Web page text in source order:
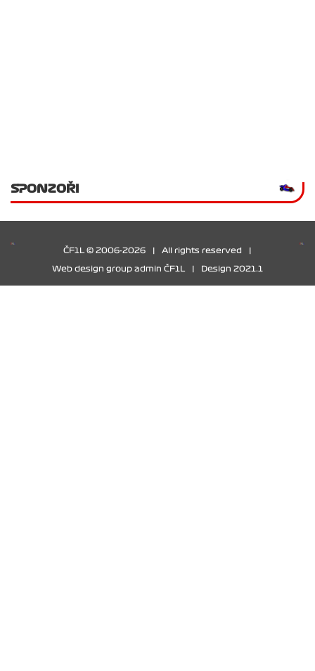
SPONZOŘI
ČF1L © 2006-2026 All rights reserved
Web design group admin ČF1L Design 2021.1